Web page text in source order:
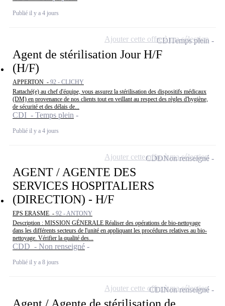
Publié il y a 4 jours
Agent de stérilisation Jour H/F
(H/F)
APPERTON - 92 - CLICHY
Rattaché(e) au chef d'équipe, vous assurez la stérilisation des dispositifs médicaux
(DM) en provenance de nos clients tout en veillant au respect des règles d'hygiène,
de sécurité et des délais de...
CDI - Temps plein
Publié il y a 4 jours
CDITemps plein
Ajouter cette offre à ma sélection
AGENT / AGENTE DES
SERVICES HOSPITALIERS
(DIRECTION) - H/F
EPS ERASME - 92 - ANTONY
Description : MISSION GÉNERALE Réaliser des opérations de bio-nettoyage
dans les différents secteurs de l'unité en appliquant les procédures relatives au bio-
nettoyage. Vérifier la qualité des...
CDD - Non renseigné
Publié il y a 8 jours
CDDNon renseigné
Ajouter cette offre à ma sélection
Agent / Agente de stérilisation de
CDINon renseigné
Ajouter cette offre à ma sélection